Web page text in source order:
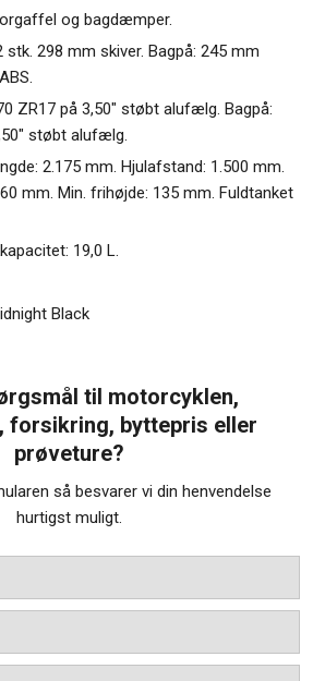
og bagdæmper.
stk. 298 mm skiver. Bagpå: 245 mm
ZR17 på 3,50" støbt alufælg. Bagpå:
støbt alufælg.
2.175 mm. Hjulafstand: 1.500 mm.
mm. Min. frihøjde: 135 mm. Fuldtanket
19,0 L.
Black
til motorcyklen,
forsikring, byttepris eller
prøveture?
så besvarer vi din henvendelse
hurtigst muligt.